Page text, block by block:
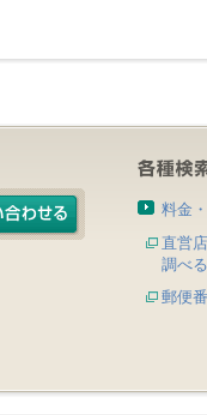
料金
直営
調べる
郵便